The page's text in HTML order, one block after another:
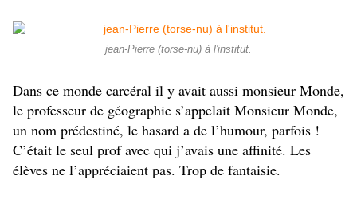
jean-Pierre (torse-nu) à l'institut.
Dans ce monde carcéral il y avait aussi monsieur Monde,
le professeur de géographie s’appelait Monsieur Monde,
un nom prédestiné, le hasard a de l’humour, parfois !
C’était le seul prof avec qui j’avais une affinité. Les
élèves ne l’appréciaient pas. Trop de fantaisie.